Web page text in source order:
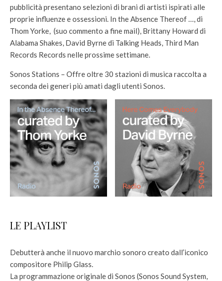
pubblicità presentano selezioni di brani di artisti ispirati alle
proprie influenze e ossessioni. In the Absence Thereof …, di
Thom Yorke, (suo commento a fine mail), Brittany Howard di
Alabama Shakes, David Byrne di Talking Heads, Third Man
Records Records nelle prossime settimane.
Sonos Stations – Offre oltre 30 stazioni di musica raccolta a
seconda dei generi più amati dagli utenti Sonos.
LE PLAYLIST
Debutterà anche il nuovo marchio sonoro creato dall’iconico
compositore Philip Glass.
La programmazione originale di Sonos (Sonos Sound System,